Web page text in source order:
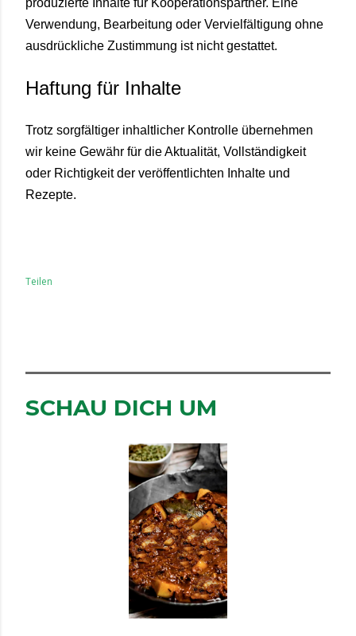
Verwendung, Bearbeitung oder Vervielfältigung ohne
ausdrückliche Zustimmung ist nicht gestattet.
Haftung für Inhalte
Trotz sorgfältiger inhaltlicher Kontrolle übernehmen
wir keine Gewähr für die Aktualität, Vollständigkeit
oder Richtigkeit der veröffentlichten Inhalte und
Rezepte.
Teilen
SCHAU DICH UM